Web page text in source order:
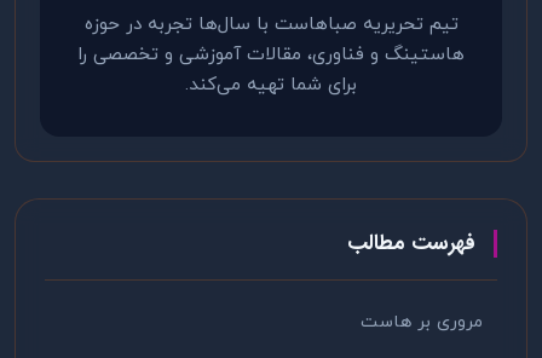
تیم تحریریه صباهاست با سال‌ها تجربه در حوزه
هاستینگ و فناوری، مقالات آموزشی و تخصصی را
برای شما تهیه می‌کند.
فهرست مطالب
مروری بر هاست